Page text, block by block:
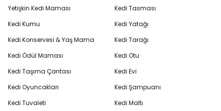
Yetişkin Kedi Maması
Kedi Kumu
Kedi Konservesi & Yaş Mama
Kedi Ödül Maması
Kedi Taşıma Çantası
Kedi Oyuncakları
Kedi Tuvaleti
Kedi Tasması
Kedi Yatağı
Kedi Tarağı
Kedi Otu
Kedi Evi
Kedi Şampuanı
Kedi Maltı